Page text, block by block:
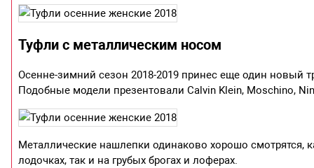
Туфли с металлическим носом
Осенне-зимний сезон 2018-2019 принес еще один новый
Подобные модели презентовали Calvin Klein, Moschino,
Металлические нашлепки одинаково хорошо смотрятся,
лодочках, так и на грубых брогах и лоферах.